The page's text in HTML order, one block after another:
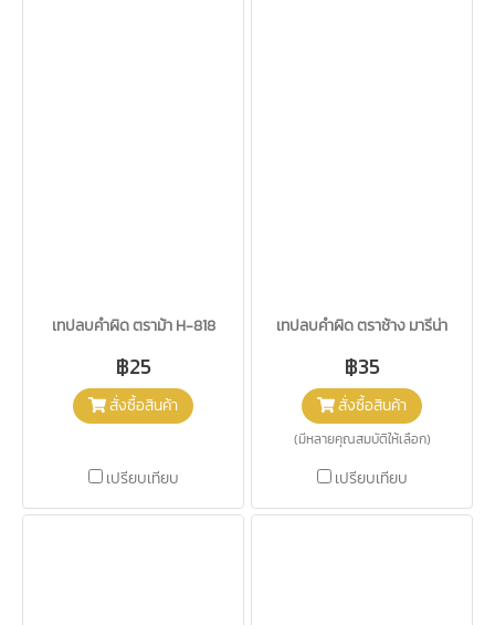
เทปลบคำผิด ตราม้า H-818
฿25
สั่งซื้อสินค้า
เปรียบเทียบ
เทปลบคำผิด ตราช้าง มารีน่า
฿35
สั่งซื้อสินค้า
(มีหลายคุณสมบัติให้เลือก)
เปรียบเทียบ